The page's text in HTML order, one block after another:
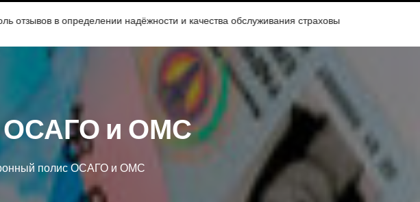
в определении надёжности и качества обслуживания страховых компаний
ОСАГО и ОМС
полис ОСАГО и ОМС